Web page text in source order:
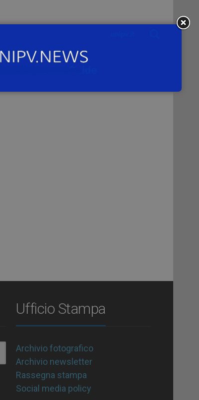
Ufficio Stampa
Archivio fotografico
Archivio newsletter
Rassegna stampa
Social media policy